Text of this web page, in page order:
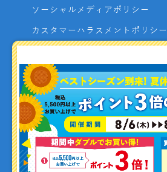
ソーシャルメディアポリシー
カスタマーハラスメントポリシー
よくあるご質問
お問い合わせ
利用者資金の保全方法